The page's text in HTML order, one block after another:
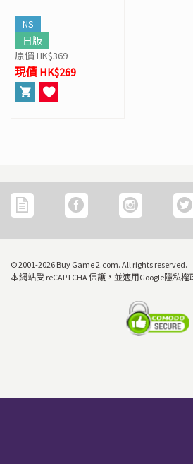
NS
日版
原價 HK$369
現價 HK$269
© 2001-2026 Buy Game 2.com. All rights reserved.
本網站受 reCAPTCHA 保護，並適用Google隱私